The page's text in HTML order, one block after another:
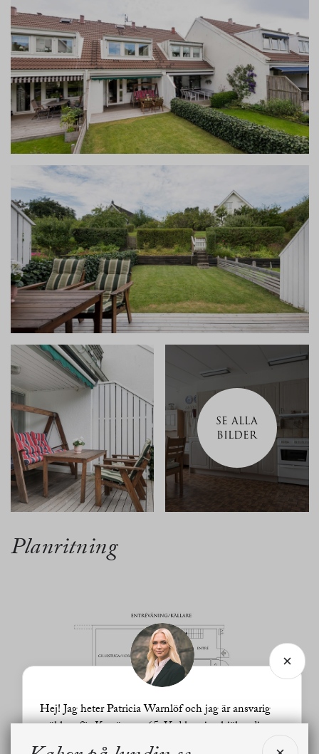
SE ALLA
BILDER
Planritning
Hej! Jag heter Patricia Warnlöf och jag är ansvarig
mäklare för Korsängen 65. Vad kan jag hjälpa dig
med?